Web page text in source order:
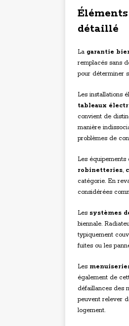
détaillé
La garantie
remplacés sans
pour déterminer
Les installations
tableaux
convient de
manière
problèmes de
Les équipements
robinetteries,
catégorie. En
considérées
Les systèmes
biennale.
typiquement
fuites ou les
Les
également de
défaillances des
peuvent relever
logement.